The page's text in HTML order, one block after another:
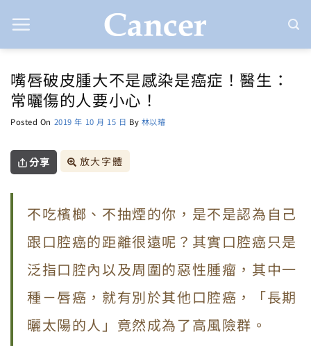
to
嘴唇破皮腫大不是感染是癌症！醫生：
常曬傷的人要小心！
Posted On 2019 年 10 月 15 日 By 林以璿
分享 放大字體
不吃檳榔、不抽煙的你，是不是認為自己
跟口腔癌的距離很遠呢？其實口腔癌只是
泛指口腔內以及周圍的惡性腫瘤，其中一
種－唇癌，就有別於其他口腔癌，「長期
曬太陽的人」竟然成為了高風險群。